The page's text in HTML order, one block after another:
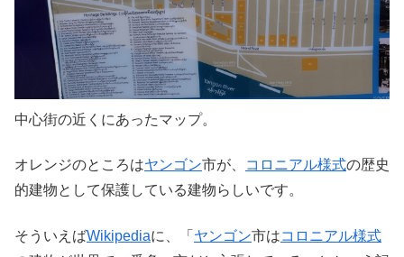
中心街の近くにあったマップ。
オレンジのところはヤンゴン市が、 コロニアル様式の歴史
的建物として保護している建物らしいです。
そういえばWikipediaに、「 ヤンゴン市はコロニアル様式